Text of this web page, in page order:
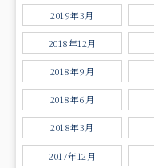
2019年3月
2018年12月
2018年9月
2018年6月
2018年3月
2017年12月